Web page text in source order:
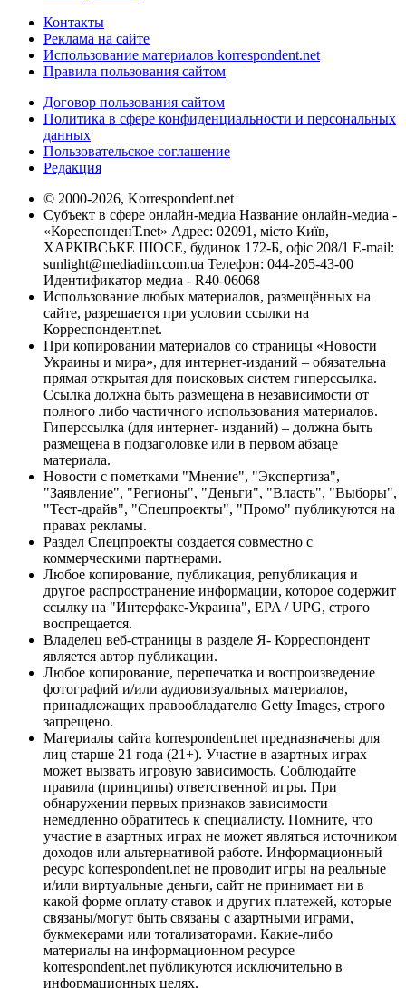
Контакты
Реклама на сайте
Использование материалов korrespondent.net
Правила пользования сайтом
Договор пользования сайтом
Политика в сфере конфиденциальности и персональных
данных
Пользовательское соглашение
Редакция
© 2000-2026, Korrespondent.net
Субъект в сфере онлайн-медиа Название онлайн-медиа -
«КореспонденТ.net» Адрес: 02091, місто Київ,
ХАРКІВСЬКЕ ШОСЕ, будинок 172-Б, офіс 208/1 E-mail:
sunlight@mediadim.com.ua Телефон: 044-205-43-00
Идентификатор медиа - R40-06068
Использование любых материалов, размещённых на
сайте, разрешается при условии ссылки на
Корреспондент.net.
При копировании материалов со страницы «Новости
Украины и мира», для интернет-изданий – обязательна
прямая открытая для поисковых систем гиперссылка.
Ссылка должна быть размещена в независимости от
полного либо частичного использования материалов.
Гиперссылка (для интернет- изданий) – должна быть
размещена в подзаголовке или в первом абзаце
материала.
Новости с пометками "Мнение", "Экспертиза",
"Заявление", "Регионы", "Деньги", "Власть", "Выборы",
"Тест-драйв", "Спецпроекты", "Промо" публикуются на
правах рекламы.
Раздел Спецпроекты создается совместно с
коммерческими партнерами.
Любое копирование, публикация, републикация и
другое распространение информации, которое содержит
ссылку на "Интерфакс-Украина", EPA / UPG, строго
воспрещается.
Владелец веб-страницы в разделе Я- Корреспондент
является автор публикации.
Любое копирование, перепечатка и воспроизведение
фотографий и/или аудиовизуальных материалов,
принадлежащих правообладателю Getty Images, строго
запрещено.
Материалы сайта korrespondent.net предназначены для
лиц старше 21 года (21+). Участие в азартных играх
может вызвать игровую зависимость. Соблюдайте
правила (принципы) ответственной игры. При
обнаружении первых признаков зависимости
немедленно обратитесь к специалисту. Помните, что
участие в азартных играх не может являться источником
доходов или альтернативой работе. Информационный
ресурс korrespondent.net не проводит игры на реальные
и/или виртуальные деньги, сайт не принимает ни в
какой форме оплату ставок и других платежей, которые
связаны/могут быть связаны с азартными играми,
букмекерами или тотализаторами. Какие-либо
материалы на информационном ресурсе
korrespondent.net публикуются исключительно в
информационных целях.